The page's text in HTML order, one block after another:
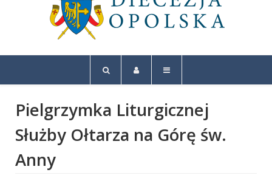
Pielgrzymka Liturgicznej
Służby Ołtarza na Górę św.
Anny